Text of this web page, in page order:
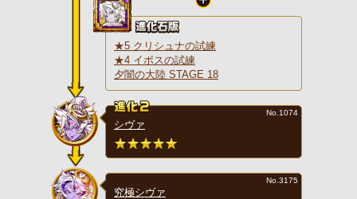
★5 クリシュナの試練
★4 イポスの試練
夕闇の大陸 STAGE 18
シヴァ
No.1074
究極シヴァ
No.3175